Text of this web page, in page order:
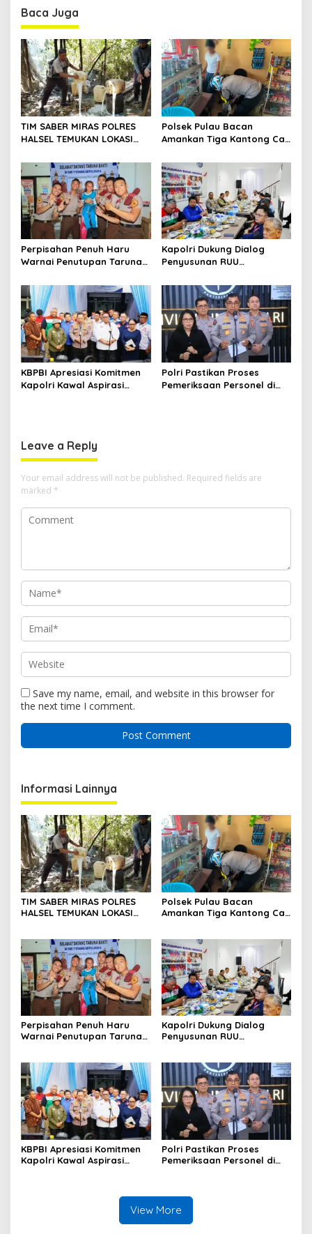
v
i
g
a
t
i
o
n
Baca Juga
TIM SABER MIRAS POLRES
HALSEL TEMUKAN LOKASI
DESA MARABOSE
Polsek Pulau Bacan
Amankan Tiga Kantong Cap
Desa Tomori
Perpisahan Penuh Haru
Warnai Penutupan Taruna
Kepulauan
Kapolri Dukung Dialog
Penyusunan RUU
Jembatan Aspirasi Buruh
KBPBI Apresiasi Komitmen
Kapolri Kawal Aspirasi
Polri Pastikan Proses
Pemeriksaan Personel di
Leave a Reply
Your email address will not be published. Required fields are
marked *
Save my name, email, and website in this browser for
the next time I comment.
Informasi Lainnya
TIM SABER MIRAS POLRES
HALSEL TEMUKAN LOKASI
Polsek Pulau Bacan
Amankan Tiga Kantong Cap
Perpisahan Penuh Haru
Warnai Penutupan Taruna
Kapolri Dukung Dialog
Penyusunan RUU
KBPBI Apresiasi Komitmen
Kapolri Kawal Aspirasi
Polri Pastikan Proses
Pemeriksaan Personel di
View More